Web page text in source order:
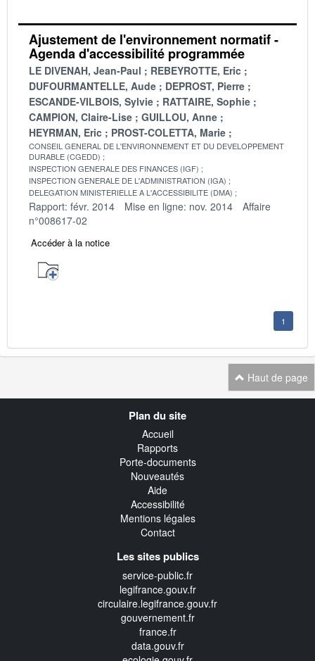
Ajustement de l'environnement normatif -
Agenda d'accessibilité programmée
LE DIVENAH, Jean-Paul
REBEYROTTE, Eric
DUFOURMANTELLE, Aude
DEPROST, Pierre
ESCANDE-VILBOIS, Sylvie
RATTAIRE, Sophie
CAMPION, Claire-Lise
GUILLOU, Anne
HEYRMAN, Eric
PROST-COLETTA, Marie
CONSEIL GENERAL DE L'ENVIRONNEMENT ET DU DEVELOPPEMENT
DURABLE (CGEDD)
INSPECTION GENERALE DES FINANCES (IGF)
INSPECTION GENERALE DE L'ADMINISTRATION (IGA)
DELEGATION MINISTERIELLE A L'ACCESSIBILITE (DMA)
Rapport: févr. 2014 Mise en ligne: nov. 2014
Affaire
n°008617-02
Accéder à la notice
1
Haut de page
Plan du site
Accueil
Rapports
Porte-documents
Nouveautés
Aide
Accessibilité
Mentions légales
Contact
Les sites publics
service-public.fr
legifrance.gouv.fr
circulaire.legifrance.gouv.fr
gouvernement.fr
france.fr
data.gouv.fr